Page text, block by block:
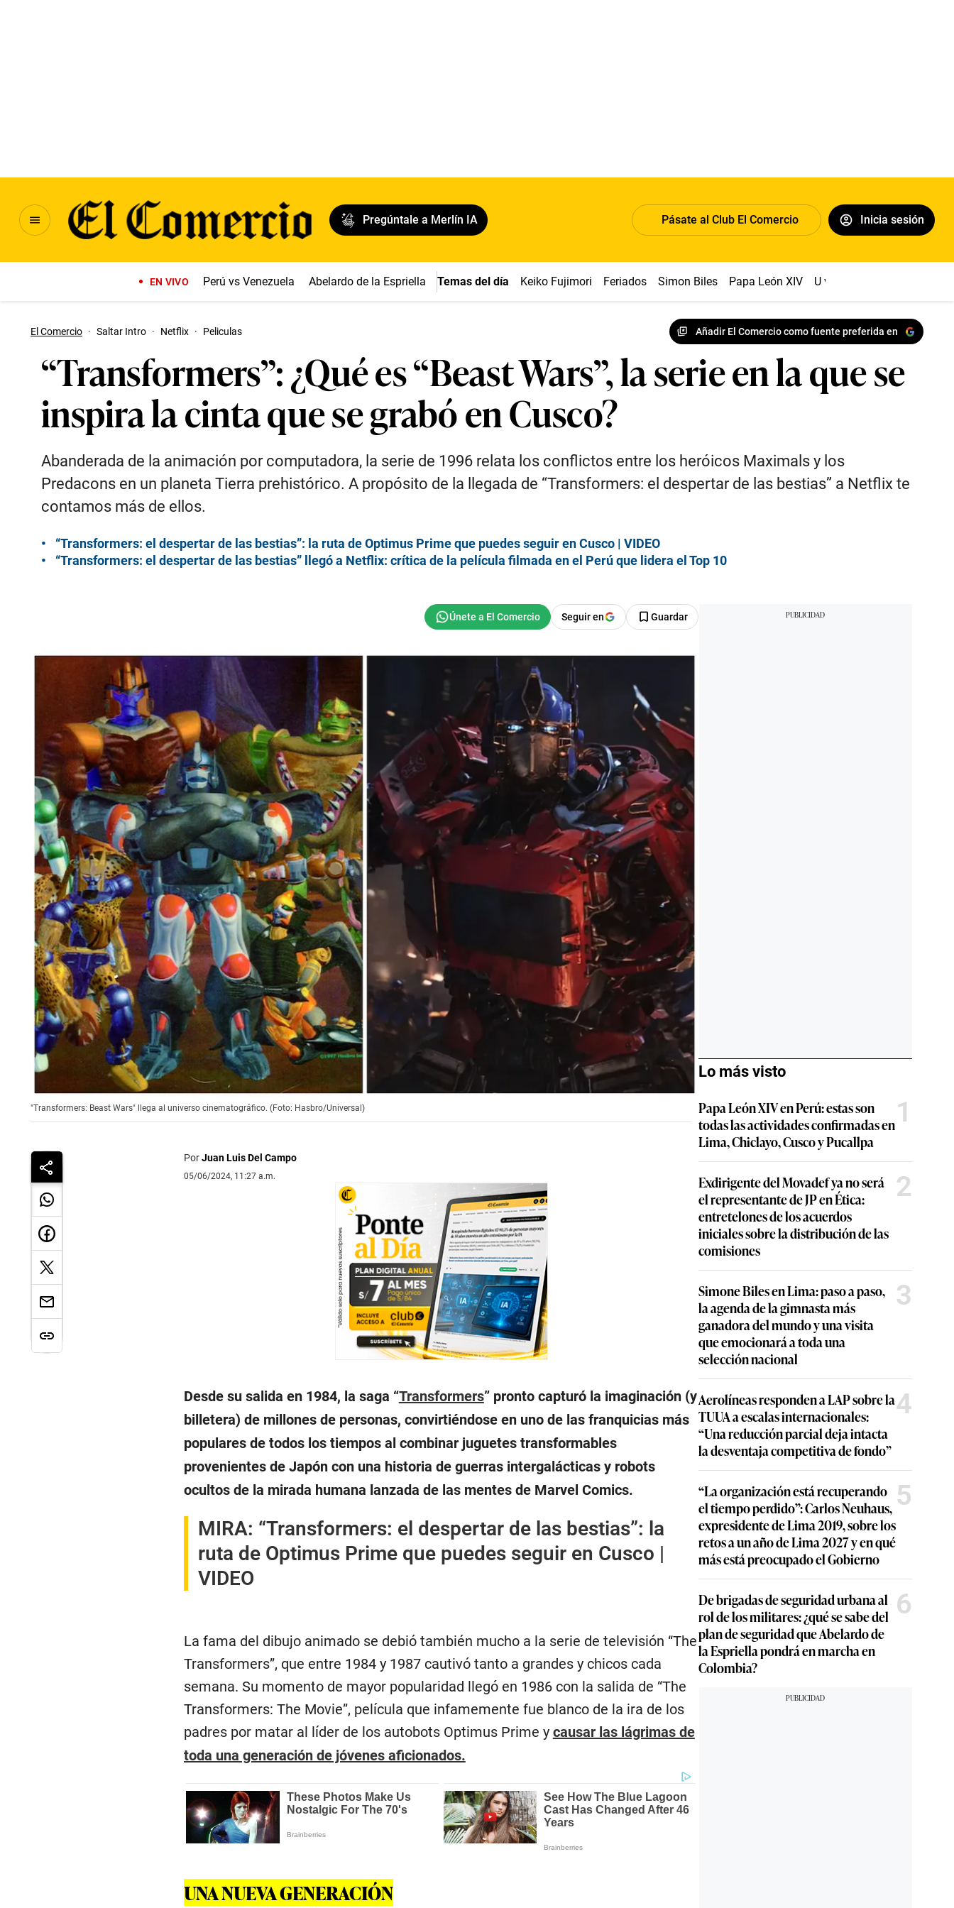
Pregúntale a Merlín IA Pásate al Club El Comercio Inicia sesión
EN VIVO Perú vs Venezuela Abelardo de la Espriella Temas del día Keiko Fujimori Feriados Simon Biles Papa León XIV U vs Cristal
El Comercio · Saltar Intro · Netflix · Peliculas Añadir El Comercio como fuente preferida en
“Transformers”: ¿Qué es “Beast Wars”, la serie en la que se
inspira la cinta que se grabó en Cusco?
Abanderada de la animación por computadora, la serie de 1996 relata los conflictos entre los heróicos Maximals y los
Predacons en un planeta Tierra prehistórico. A propósito de la llegada de “Transformers: el despertar de las bestias” a Netflix te
contamos más de ellos.
“Transformers: el despertar de las bestias”: la ruta de Optimus Prime que puedes seguir en Cusco | VIDEO
“Transformers: el despertar de las bestias” llegó a Netflix: crítica de la película filmada en el Perú que lidera el Top 10
Seguir en Guardar
"Transformers: Beast Wars" llega al universo cinematográfico. (Foto: Hasbro/Universal)
PorJuan Luis Del Campo
05/06/2024, 11:27 a.m.
Desde su salida en 1984, la saga “Transformers” pronto capturó la imaginación (y
billetera) de millones de personas, convirtiéndose en uno de las franquicias más
populares de todos los tiempos al combinar juguetes transformables
provenientes de Japón con una historia de guerras intergalácticas y robots
ocultos de la mirada humana lanzada de las mentes de Marvel Comics.
MIRA: “Transformers: el despertar de las bestias”: la
ruta de Optimus Prime que puedes seguir en Cusco |
VIDEO
La fama del dibujo animado se debió también mucho a la serie de televisión “The
Transformers”, que entre 1984 y 1987 cautivó tanto a grandes y chicos cada
semana. Su momento de mayor popularidad llegó en 1986 con la salida de “The
Transformers: The Movie”, película que infamemente fue blanco de la ira de los
padres por matar al líder de los autobots Optimus Prime y causar las lágrimas de
toda una generación de jóvenes aficionados.
UNA NUEVA GENERACIÓN
Lo más visto
Papa León XIV en Perú: estas son
todas las actividades confirmadas en
Lima, Chiclayo, Cusco y Pucallpa
1
Exdirigente del Movadef ya no será
el representante de JP en Ética:
entretelones de los acuerdos
iniciales sobre la distribución de las
comisiones
2
Simone Biles en Lima: paso a paso,
la agenda de la gimnasta más
ganadora del mundo y una visita
que emocionará a toda una
selección nacional
3
Aerolíneas responden a LAP sobre la
TUUA a escalas internacionales:
“Una reducción parcial deja intacta
la desventaja competitiva de fondo”
4
“La organización está recuperando
el tiempo perdido”: Carlos Neuhaus,
expresidente de Lima 2019, sobre los
retos a un año de Lima 2027 y en qué
más está preocupado el Gobierno
5
De brigadas de seguridad urbana al
rol de los militares: ¿qué se sabe del
plan de seguridad que Abelardo de
la Espriella pondrá en marcha en
Colombia?
6